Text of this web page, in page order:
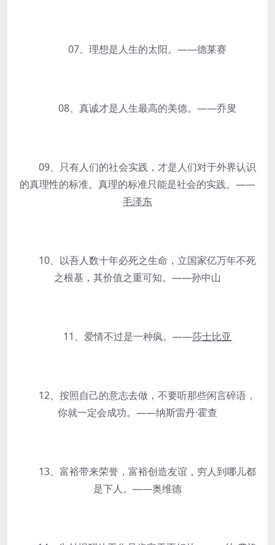
07、理想是人生的太阳。——德莱赛
08、真诚才是人生最高的美德。——乔叟
09、只有人们的社会实践，才是人们对于外界认识
的真理性的标准。真理的标准只能是社会的实践。——
毛泽东
10、以吾人数十年必死之生命，立国家亿万年不死
之根基，其价值之重可知。——孙中山
11、爱情不过是一种疯。——莎士比亚
12、按照自己的意志去做，不要听那些闲言碎语，
你就一定会成功。——纳斯雷丹·霍查
13、富裕带来荣誉，富裕创造友谊，穷人到哪儿都
是下人。——奥维德